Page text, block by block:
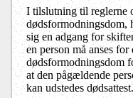
I tilslutning til reglerne
dødsformodningsdom,
sig en adgang for
en person må anses
dødsformodningsdom
at den pågældende
kan udstedes dødsattest.